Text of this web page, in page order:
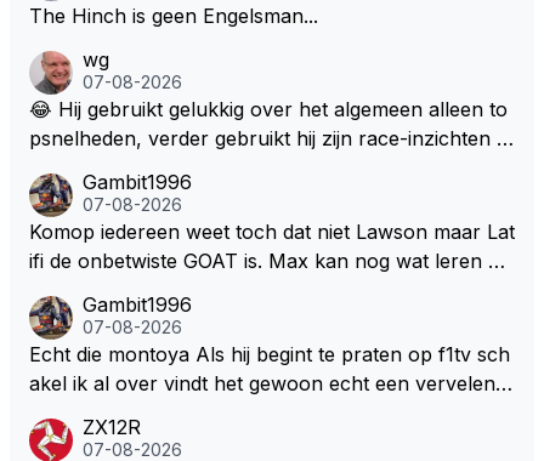
The Hinch is geen Engelsman...
wg
07-08-2026
😂 Hij gebruikt gelukkig over het algemeen alleen to
psnelheden, verder gebruikt hij zijn race-inzichten q
een bocht zegt helemaal niets, dus wat dat betreft h
eeft hij sowieso gelijk 😂.
Gambit1996
07-08-2026
Komop iedereen weet toch dat niet Lawson maar Lat
ifi de onbetwiste GOAT is. Max kan nog wat leren va
milton, hahahaha. Latifi pakt ze allemaal met de oge
n dicht met als onbetwiste nummer 2 of GOATINES
S Lawson natuurlijk 😂😂😂😂😂
Gambit1996
07-08-2026
Echt die montoya Als hij begint te praten op f1tv sch
akel ik al over vindt het gewoon echt een vervelend
weet 🤮🤮
ZX12R
07-08-2026